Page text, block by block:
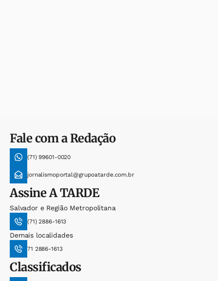
Fale com a Redação
(71) 99601-0020
jornalismoportal@grupoatarde.com.br
AssineA TARDE
Salvador e Região Metropolitana
(71) 2886-1613
Demais localidades
71 2886-1613
Classificados